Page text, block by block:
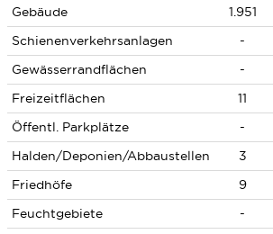
Gebäude
1.951
Schienenverkehrsanlagen
-
Gewässerrandflächen
-
Freizeitflächen
11
Öffentl. Parkplätze
-
Halden/Deponien/Abbaustellen
3
Friedhöfe
9
Feuchtgebiete
-